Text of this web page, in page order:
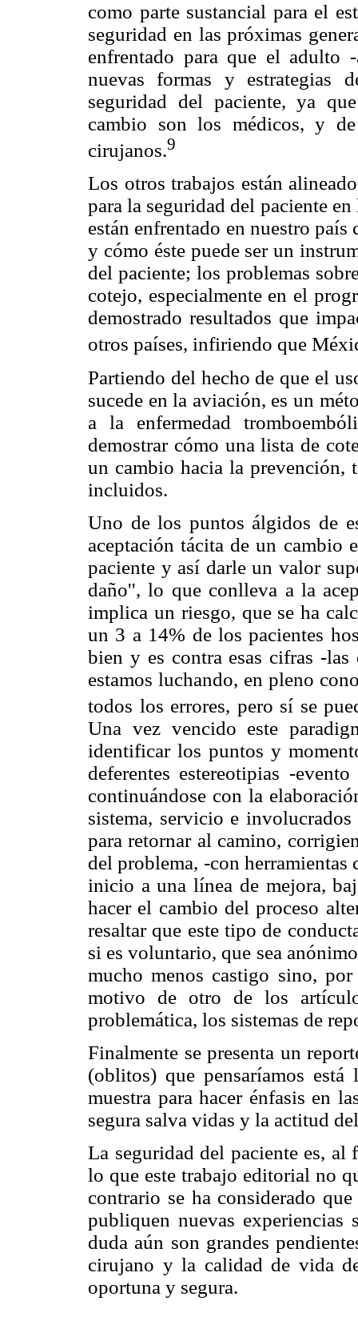
como parte sustancial para el
seguridad en las próximas
enfrentado para que el adulto
nuevas formas y estrategias
seguridad del paciente, ya
cambio son los médicos, y
cirujanos.9
Los otros trabajos están
para la seguridad del paciente
están enfrentado en nuestro
y cómo éste puede ser un
del paciente; los problemas
cotejo, especialmente en el
demostrado resultados que
otros países, infiriendo que
Partiendo del hecho de que el
sucede en la aviación, es un
a la enfermedad
demostrar cómo una lista de
un cambio hacia la prevención,
incluidos.
Uno de los puntos álgidos de
aceptación tácita de un cambio
paciente y así darle un valor
daño'', lo que conlleva a la
implica un riesgo, que se ha
un 3 a 14% de los pacientes
bien y es contra esas cifras -
estamos luchando, en pleno
todos los errores, pero sí se
Una vez vencido este
identificar los puntos y
deferentes estereotipias -
continuándose con la
sistema, servicio e
para retornar al camino,
del problema, -con herramientas
inicio a una línea de mejora,
hacer el cambio del proceso
resaltar que este tipo de
si es voluntario, que sea
mucho menos castigo sino,
motivo de otro de los
problemática, los sistemas de
Finalmente se presenta un
(oblitos) que pensaríamos
muestra para hacer énfasis en
segura salva vidas y la actitud
La seguridad del paciente es, al
lo que este trabajo editorial no
contrario se ha considerado
publiquen nuevas experiencias
duda aún son grandes
cirujano y la calidad de vida
oportuna y segura.